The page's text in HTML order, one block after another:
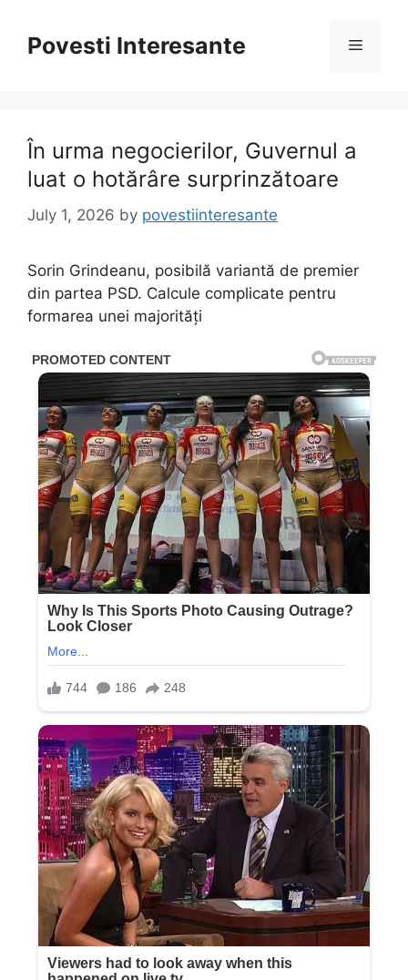
contentPovesti Interesante Menu
În urma negocierilor, Guvernul a
luat o hotărâre surprinzătoare
July 1, 2026 by povestiinteresante
Sorin Grindeanu, posibilă variantă de premier
din partea PSD. Calcule complicate pentru
formarea unei majorități